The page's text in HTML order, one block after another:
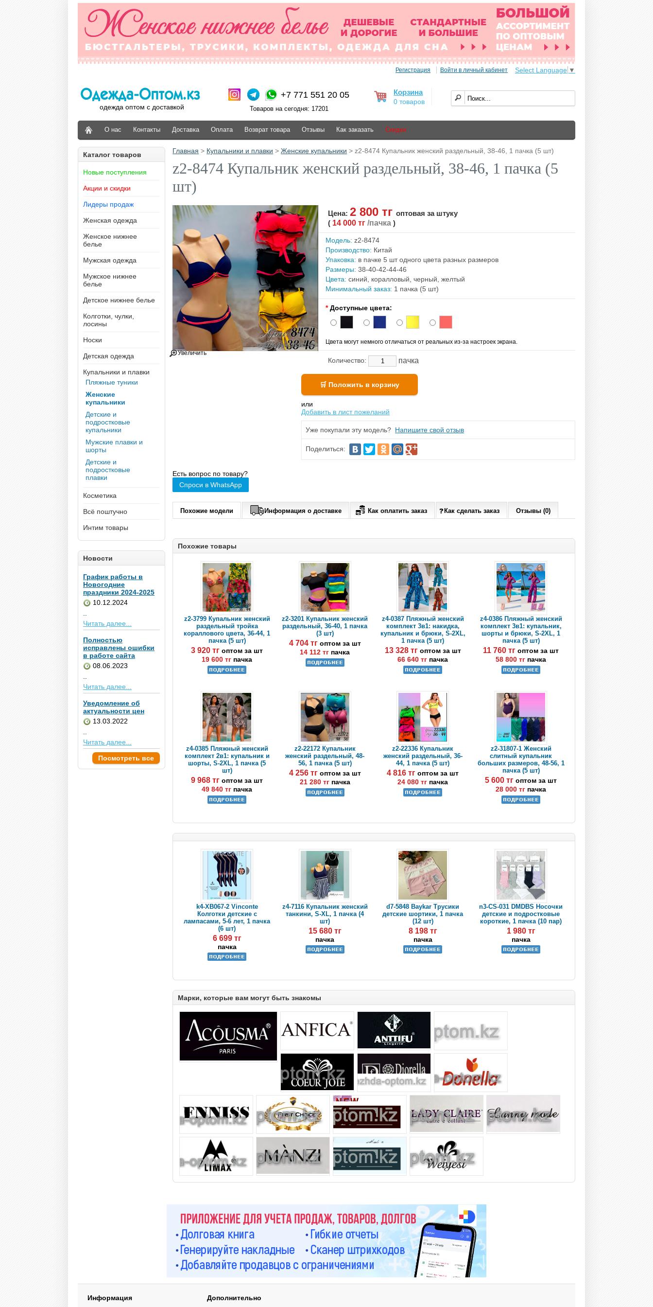
Регистрация Войти в личный кабинет Select Language ▼
одежда оптом с доставкой
+7 771 551 20 05
Товаров на сегодня: 17201
Корзина
0 товаров
О нас Контакты Доставка Оплата Возврат товара Отзывы Как заказать Скидки
Каталог товаров
Новые поступления
Акции и скидки
Лидеры продаж
Женская одежда
Женское нижнее
белье
Мужская одежда
Мужское нижнее
белье
Детское нижнее белье
Колготки, чулки,
лосины
Носки
Детская одежда
Купальники и плавки
Пляжные туники
Женские
купальники
Детские и
подростковые
купальники
Мужские плавки и
шорты
Детские и
подростковые
плавки
Косметика
Всё поштучно
Интим товары
Главная > Купальники и плавки >Женские купальники > z2-8474 Купальник женский раздельный, 38-46, 1 пачка (5 шт)
z2-8474 Купальник женский раздельный, 38-46, 1 пачка (5
шт)
Увеличить
Цена:2 800 тгоптовая за штуку
( 14 000 тг/пачка)
Модель: z2-8474
Производство: Китай
Упаковка: в пачке 5 шт одного цвета разных размеров
Размеры: 38-40-42-44-46
Цвета: синий, коралловый, черный, желтый
Минимальный заказ: 1 пачка (5 шт)
* Доступные цвета:
Цвета могут немного отличаться от реальных из-за настроек экрана.
Количество: пачка
или
Добавить в лист пожеланий
Уже покупали эту модель? Напишите свой отзыв
Поделиться:
Есть вопрос по товару?
Спроси в WhatsApp
Похожие модели Информация о доставке Как оплатить заказ Как сделать заказ Отзывы (0)
Похожие товары
z2-3799 Купальник женский
раздельный тройка
кораллового цвета, 36-44, 1
пачка (5 шт)
3 920 тгоптом за шт
19 600 тг пачка
z2-3201 Купальник женский
раздельный, 36-40, 1 пачка
(3 шт)
4 704 тг оптом за шт
14 112 тг пачка
z4-0387 Пляжный женский
комплект 3в1: накидка,
купальник и брюки, S-2XL,
1 пачка (5 шт)
13 328 тг оптом за шт
66 640 тг пачка
z4-0386 Пляжный женский
комплект 3в1: купальник,
шорты и брюки, S-2XL, 1
пачка (5 шт)
11 760 тгоптом за шт
58 800 тг пачка
z4-0385 Пляжный женский
комплект 2в1: купальник и
шорты, S-2XL, 1 пачка (5
шт)
9 968 тгоптом за шт
49 840 тг пачка
z2-22172 Купальник
женский раздельный, 48-
56, 1 пачка (5 шт)
4 256 тг оптом за шт
21 280 тг пачка
z2-22336 Купальник
женский раздельный, 36-
44, 1 пачка (5 шт)
4 816 тгоптом за шт
24 080 тг пачка
z2-31807-1 Женский
слитный купальник
больших размеров, 48-56, 1
пачка (5 шт)
5 600 тгоптом за шт
28 000 тг пачка
k4-XB067-2 Vinconte
Колготки детские с
лампасами, 5-6 лет, 1 пачка
(6 шт)
6 699 тг
пачка
z4-7116 Купальник женский
танкини, S-XL, 1 пачка (4
шт)
15 680 тг
пачка
d7-5848 Baykar Трусики
детские шортики, 1 пачка
(12 шт)
8 198 тг
пачка
n3-CS-031 DMDBS Носочки
детские и подростковые
короткие, 1 пачка (10 пар)
1 980 тг
пачка
Марки, которые вам могут быть знакомы
Новости
График работы в
Новогодние
праздники 2024-2025
10.12.2024
..
Читать далее...
Полностью
исправлены ошибки
в работе сайта
08.06.2023
..
Читать далее...
Уведомление об
актуальности цен
13.03.2022
..
Читать далее...
Посмотреть все
Информация
Дополнительно